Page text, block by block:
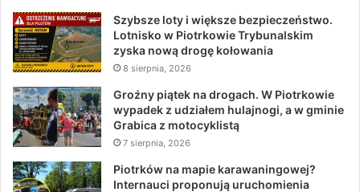
Szybsze loty i większe bezpieczeństwo.
Lotnisko w Piotrkowie Trybunalskim
zyska nową drogę kołowania
8 sierpnia, 2026
Groźny piątek na drogach. W Piotrkowie
wypadek z udziałem hulajnogi, a w gminie
Grabica z motocyklistą
7 sierpnia, 2026
Piotrków na mapie karawaningowej?
Internauci proponują uruchomienia